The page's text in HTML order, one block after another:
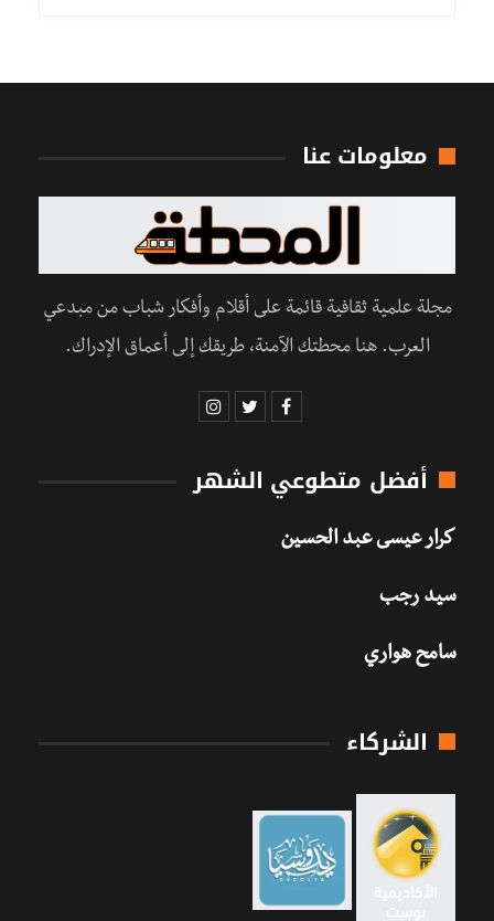
معلومات عنا
مجلة علمية ثقافية قائمة على أقلام وأفكار شباب من مبدعي
العرب. هنا محطتك الآمنة، طريقك إلى أعماق الإدراك.
أفضل متطوعي الشهر
كرار عيسى عبد الحسين
سيد رجب
سامح هواري
الشركاء